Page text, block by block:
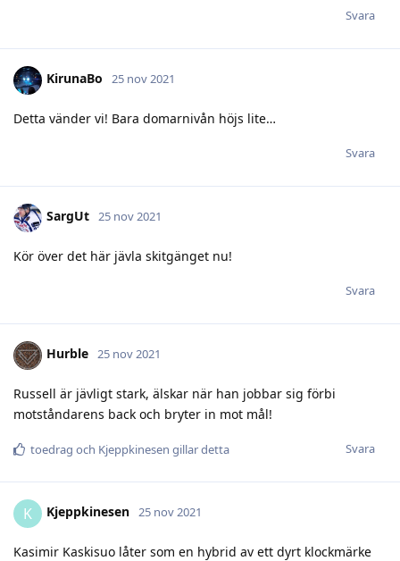
Svara
KirunaBo 25 nov 2021
Detta vänder vi! Bara domarnivån höjs lite…
Svara
SargUt 25 nov 2021
Kör över det här jävla skitgänget nu!
Svara
Hurble 25 nov 2021
Russell är jävligt stark, älskar när han jobbar sig förbi
motståndarens back och bryter in mot mål!
Svara
toedrag och Kjeppkinesen gillar detta
K Kjeppkinesen 25 nov 2021
Kasimir Kaskisuo låter som en hybrid av ett dyrt klockmärke